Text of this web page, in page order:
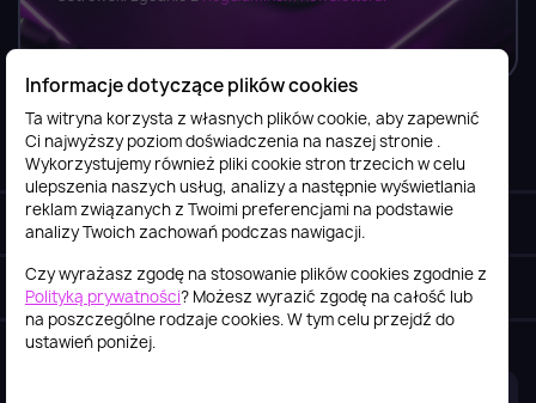
Informacje
Obsługa klienta
Szybki kontakt keyboard_arrow_down
Informacje dotyczące plików cookies
Ta witryna korzysta z własnych plików cookie, aby zapewnić
Ci najwyższy poziom doświadczenia na naszej stronie .
Wykorzystujemy również pliki cookie stron trzecich w celu
ulepszenia naszych usług, analizy a następnie wyświetlania
reklam związanych z Twoimi preferencjami na podstawie
analizy Twoich zachowań podczas nawigacji.
Czy wyrażasz zgodę na stosowanie plików cookies zgodnie z
Polityką prywatności? Możesz wyrazić zgodę na całość lub
na poszczególne rodzaje cookies. W tym celu przejdź do
ustawień poniżej.